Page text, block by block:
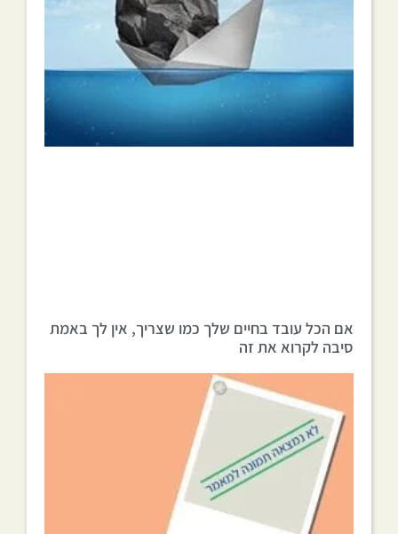
אם הכל עובד בחיים שלך כמו שצריך, אין לך באמת
סיבה לקרוא את זה